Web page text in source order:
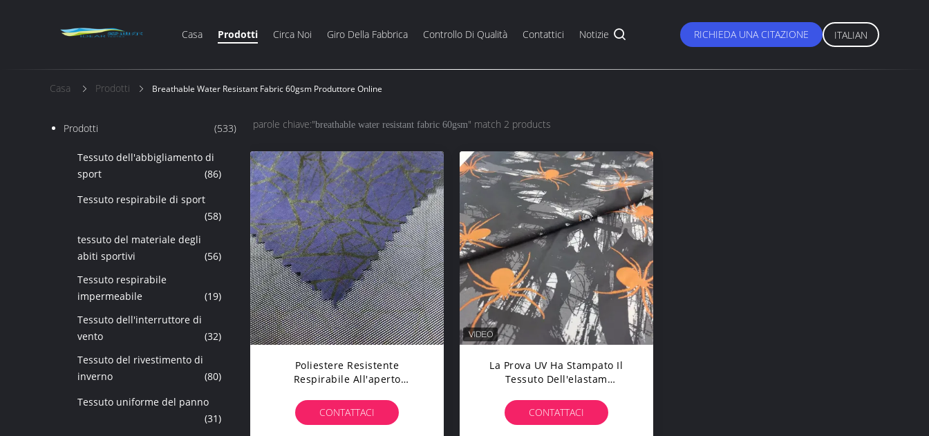
Casa Prodotti Circa Noi Giro Della Fabbrica Controllo Di Qualità Contattici Notizie RICHIEDA UNA CITAZIONE ITALIAN
Casa Prodotti Breathable Water Resistant Fabric 60gsm Produttore Online
Prodotti (533)
Tessuto dell'abbigliamento di
sport
(86)
Tessuto respirabile di sport
(58)
tessuto del materiale degli
abiti sportivi
(56)
Tessuto respirabile
impermeabile
(19)
Tessuto dell'interruttore di
vento
(32)
Tessuto del rivestimento di
inverno
(80)
Tessuto uniforme del panno
(31)
parole chiave:"breathable water resistant fabric 60gsm" match 2 products
Poliestere Resistente
Respirabile All'aperto
40D 150cm Dell'acqua 60gsm
CONTATTACI
La Prova UV Ha Stampato Il
Tessuto Dell'elastam
Nylon 97% Di 60gsm 150cm
3%
CONTATTACI